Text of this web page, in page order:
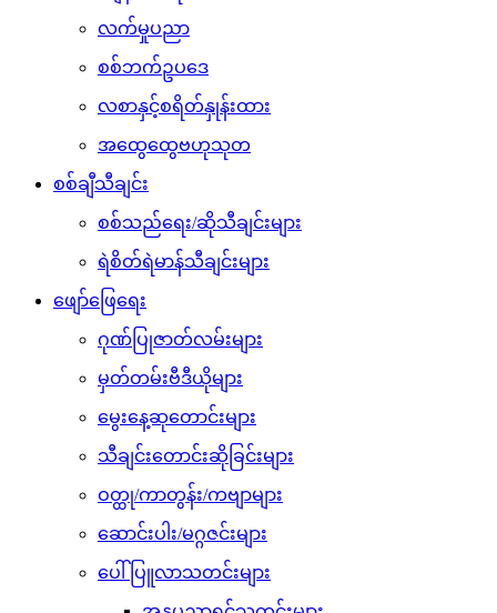
လက်မှုပညာ
စစ်ဘက်ဥပဒေ
လစာနှင့်စရိတ်နှုန်းထား
အထွေထွေဗဟုသုတ
စစ်ချီသီချင်း
စစ်သည်ရေး/ဆိုသီချင်းများ
ရဲစိတ်ရဲမာန်သီချင်းများ
ဖျော်ဖြေရေး
ဂုဏ်ပြုဇာတ်လမ်းများ
မှတ်တမ်းဗီဒီယိုများ
မွေးနေ့ဆုတောင်းများ
သီချင်းတောင်းဆိုခြင်းများ
ဝတ္ထု/ကာတွန်း/ကဗျာများ
ဆောင်းပါး/မဂ္ဂဇင်းများ
ပေါ်ပြူလာသတင်းများ